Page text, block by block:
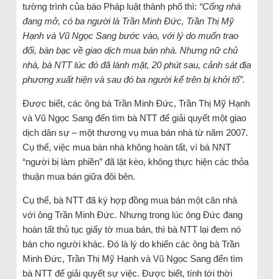
tường trình của báo Pháp luật thành phố thì: “Cổng nhà
đang mở, có ba người là Trần Minh Đức, Trần Thị Mỹ
Hạnh và Vũ Ngọc Sang bước vào, với lý do muốn trao
đổi, bàn bạc về giao dịch mua bán nhà. Nhưng nữ chủ
nhà, bà NTT lúc đó đã lánh mặt, 20 phút sau, cảnh sát địa
phương xuất hiện và sau đó ba người kể trên bị khởi tố”.
Được biết, các ông bà Trần Minh Đức, Trần Thị Mỹ Hạnh
và Vũ Ngọc Sang đến tìm bà NTT để giải quyết một giao
dịch dân sự – một thương vụ mua bán nhà từ năm 2007.
Cụ thể, việc mua bán nhà không hoàn tất, vì bà NNT
“người bị làm phiền” đã lật kèo, không thực hiện các thỏa
thuận mua bán giữa đôi bên.
Cụ thể, bà NTT đã ký hợp đồng mua bán một căn nhà
với ông Trần Minh Đức. Nhưng trong lúc ông Đức đang
hoàn tất thủ tục giấy tờ mua bán, thì bà NTT lại đem nó
bán cho người khác. Đó là lý do khiến các ông bà Trần
Minh Đức, Trần Thị Mỹ Hạnh và Vũ Ngọc Sang đến tìm
bà NTT để giải quyết sự việc. Được biết, tính tới thời